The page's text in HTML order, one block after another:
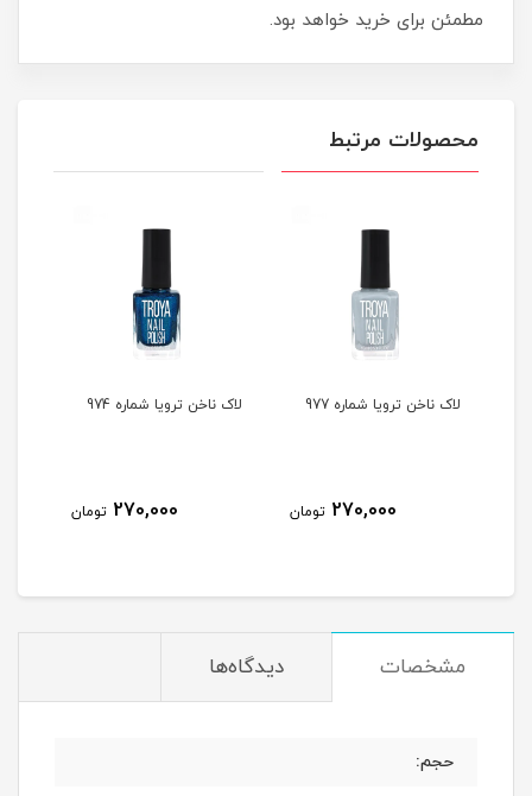
مطمئن برای خرید خواهد بود.
محصولات مرتبط
لاک ناخن ترویا شماره 977
270,000 تومان
لاک ناخن ترویا شماره 974
270,000 تومان
مشخصات دیدگاه‌ها
حجم: